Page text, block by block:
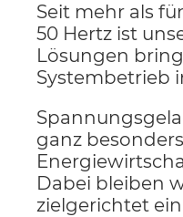
Seit mehr als
50 Hertz ist
Lösungen
Systembetrieb
ganz
Dabei bleiben
zielgerichtet